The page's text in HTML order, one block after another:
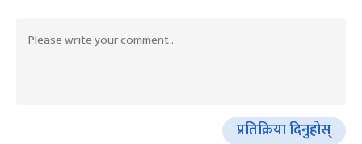
प्रतिक्रिया दिनुहोस्